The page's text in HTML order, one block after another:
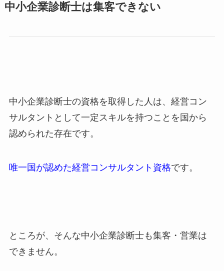
中小企業診断士は集客できない
中小企業診断士の資格を取得した人は、経営コン
サルタントとして一定スキルを持つことを国から
認められた存在です。
唯一国が認めた経営コンサルタント資格です。
ところが、そんな中小企業診断士も集客・営業は
できません。